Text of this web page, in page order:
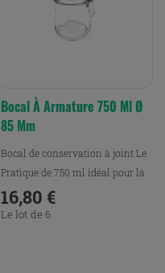
Bocal À Armature 750 Ml Ø
85 Mm
Bocal de conservation à joint Le
Pratique de 750 ml idéal pour la
conservation,...
Prix
16,80 €
Le lot de 6